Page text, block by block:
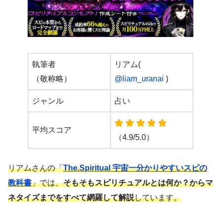
執筆者
（敬称略）
リアム(
@liam_uranai )
ジャンル 占い
平均スコア
（4.9/5.0）
リアムさんの「The.Spiritual 宇宙一分かりやすいスピの
教科書」では、そもそもスピリチュアルとは何か？からマ
ネタイズまでをすべて網羅して解説しています。